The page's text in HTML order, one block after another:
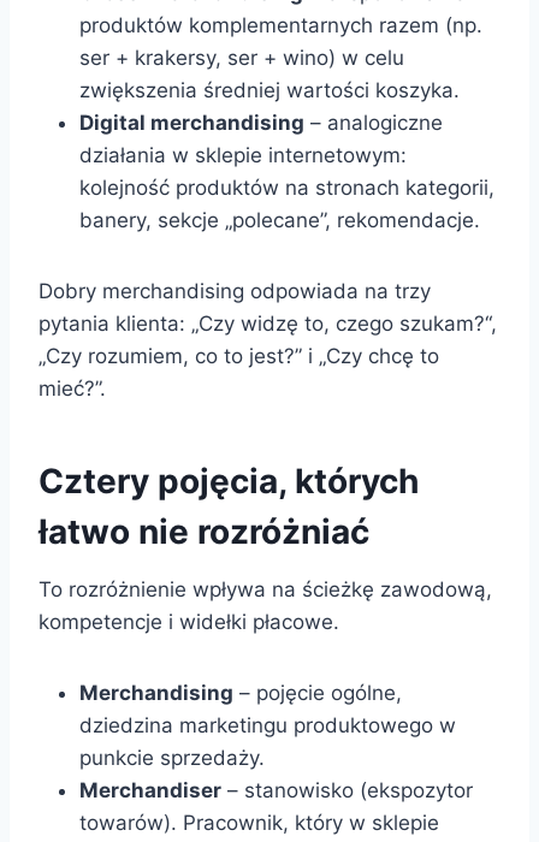
produktów komplementarnych razem (np.
ser + krakersy, ser + wino) w celu
zwiększenia średniej wartości koszyka.
Digital merchandising – analogiczne
działania w sklepie internetowym:
kolejność produktów na stronach kategorii,
banery, sekcje „polecane”, rekomendacje.
Dobry merchandising odpowiada na trzy
pytania klienta: „Czy widzę to, czego szukam?“,
„Czy rozumiem, co to jest?” i „Czy chcę to
mieć?”.
Cztery pojęcia, których
łatwo nie rozróżniać
To rozróżnienie wpływa na ścieżkę zawodową,
kompetencje i widełki płacowe.
Merchandising – pojęcie ogólne,
dziedzina marketingu produktowego w
punkcie sprzedaży.
Merchandiser – stanowisko (ekspozytor
towarów). Pracownik, który w sklepie